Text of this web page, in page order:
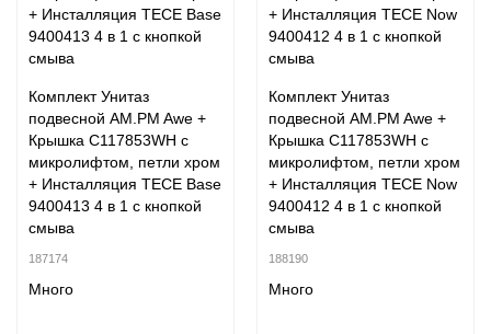
Комплект Унитаз
подвесной AM.PM Awe +
Крышка C117853WH с
микролифтом, петли хром
+ Инсталляция TECE Base
9400413 4 в 1 с кнопкой
смыва
187174
Много
Комплект Унитаз
подвесной AM.PM Awe +
Крышка C117853WH с
микролифтом, петли хром
+ Инсталляция TECE Now
9400412 4 в 1 с кнопкой
смыва
188190
Много